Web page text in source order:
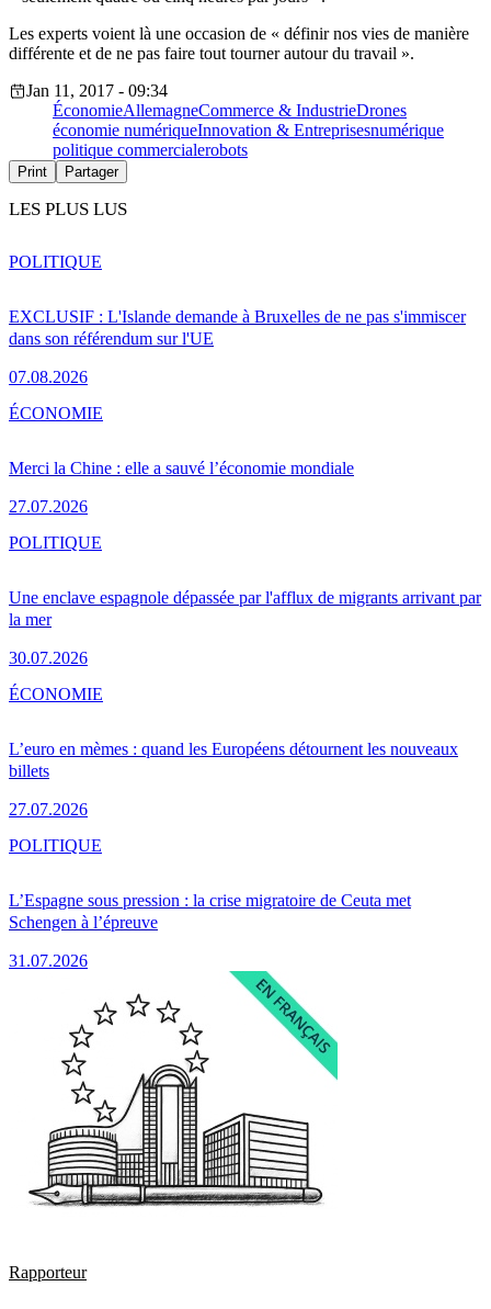
Les experts voient là une occasion de « définir nos vies de manière
différente et de ne pas faire tout tourner autour du travail ».
Jan 11, 2017 - 09:34
ÉconomieAllemagneCommerce & IndustrieDrones
économie numériqueInnovation & Entreprisesnumérique
politique commercialerobots
Print Partager
LES PLUS LUS
EXCLUSIF : L'Islande demande à Bruxelles de ne pas s'immiscer
dans son référendum sur l'UE
07.08.2026
POLITIQUE
Merci la Chine : elle a sauvé l’économie mondiale
27.07.2026
ÉCONOMIE
Une enclave espagnole dépassée par l'afflux de migrants arrivant par
la mer
30.07.2026
POLITIQUE
L’euro en mèmes : quand les Européens détournent les nouveaux
billets
27.07.2026
ÉCONOMIE
L’Espagne sous pression : la crise migratoire de Ceuta met
Schengen à l’épreuve
31.07.2026
POLITIQUE
Rapporteur